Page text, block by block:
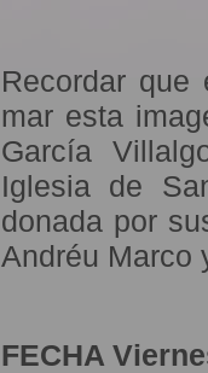
Recordar
mar esta
García
Iglesia de
donada por
Andréu Marco
FECHA